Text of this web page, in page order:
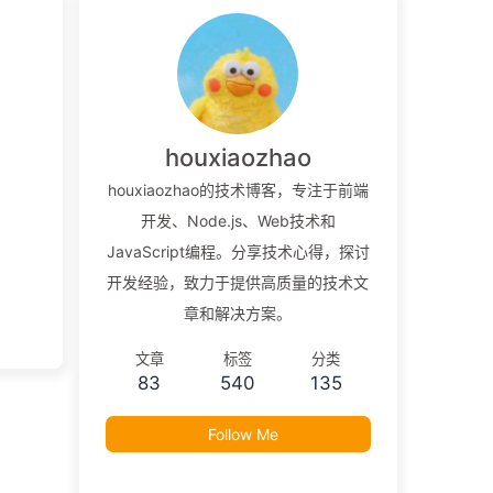
houxiaozhao
houxiaozhao的技术博客，专注于前端
开发、Node.js、Web技术和
JavaScript编程。分享技术心得，探讨
开发经验，致力于提供高质量的技术文
章和解决方案。
文章
83
标签
540
分类
135
Follow Me